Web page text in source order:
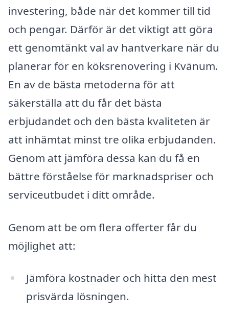
investering, både när det kommer till tid
och pengar. Därför är det viktigt att göra
ett genomtänkt val av hantverkare när du
planerar för en köksrenovering i Kvänum.
En av de bästa metoderna för att
säkerställa att du får det bästa
erbjudandet och den bästa kvaliteten är
att inhämtat minst tre olika erbjudanden.
Genom att jämföra dessa kan du få en
bättre förståelse för marknadspriser och
serviceutbudet i ditt område.
Genom att be om flera offerter får du
möjlighet att:
Jämföra kostnader och hitta den mest
prisvärda lösningen.